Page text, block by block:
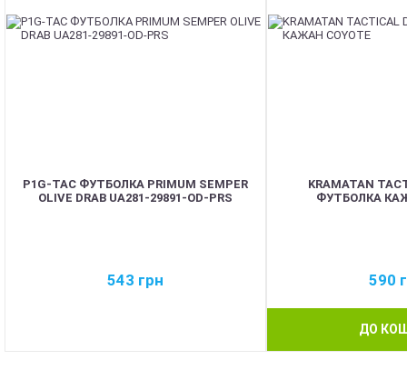
P1G-TAC ФУТБОЛКА PRIMUM SEMPER
OLIVE DRAB UA281-29891-OD-PRS
543 грн
KRAMATAN
ФУТБОЛКА
590
ДО